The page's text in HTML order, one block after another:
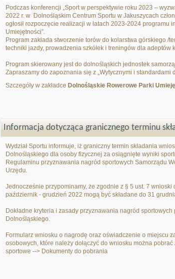
Podczas konferencji „Sport w perspektywie roku 2023 –
2022 r. w Dolnośląskim Centrum Sportu w Jakuszycach
ogłosił rozpoczęcie realizacji w latach 2023-2024
Umiejętności”.
Program zakłada stworzenie torów do kolarstwa górskiego
techniki jazdy, prowadzenia szkółek i treningów dla
Program skierowany jest do dolnośląskich jednostek
Zapraszamy do zapoznania się z „Wytycznymi i
Szczegóły w zakładce Dolnośląskie Rowerowe Parki
Informacja dotycząca granicznego terminu
Wydział Sportu informuje, iż graniczny termin składania
Dolnośląskiego dla osoby fizycznej za osiągnięte wyniki
Regulaminu przyznawania nagród sportowych Samorządu
Urzędu.
Jednocześnie przypominamy, że zgodnie z § 5 ust. 7
październik - grudzień 2022 mogą być składane do 31
Dokładne kryteria i zasady przyznawania nagród
Dolnośląskiego.
Formularz wniosku o nagrodę oraz oświadczenie o miejscu
osobowych, które należy dołączyć do wniosku można
sportowe --> Dokumenty do pobrania